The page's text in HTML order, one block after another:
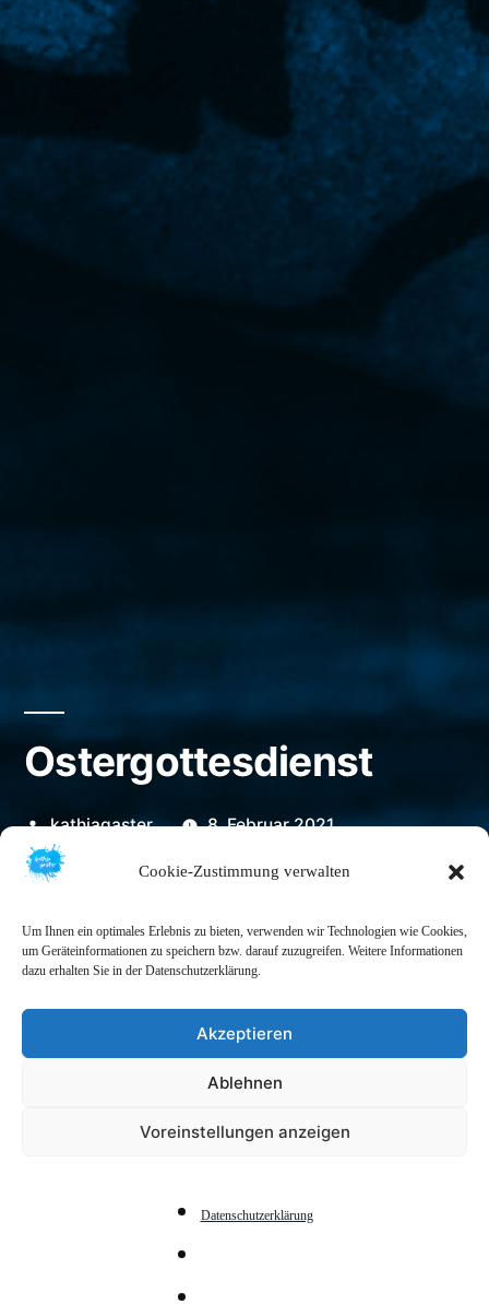
Cookie-Zustimmung verwalten
Um Ihnen ein optimales Erlebnis zu bieten, verwenden wir Technologien wie Cookies,
um Geräteinformationen zu speichern bzw. darauf zuzugreifen. Weitere Informationen
dazu erhalten Sie in der Datenschutzerklärung.
Akzeptieren
Ablehnen
Voreinstellungen anzeigen
Datenschutzerklärung
Ostergottesdienst
Veröffentlicht
von
kathjagaster 8. Februar 2021